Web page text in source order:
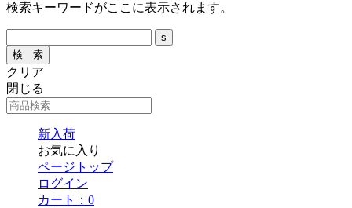
検索キーワードがここに表示されます。
クリア
閉じる
新入荷
お気に入り
ページトップ
ログイン
カート： 0